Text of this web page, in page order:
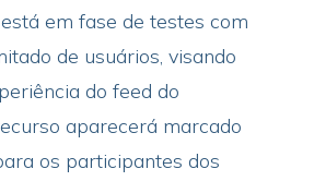
em fase de testes com
de usuários, visando
do feed do
aparecerá marcado
os participantes dos